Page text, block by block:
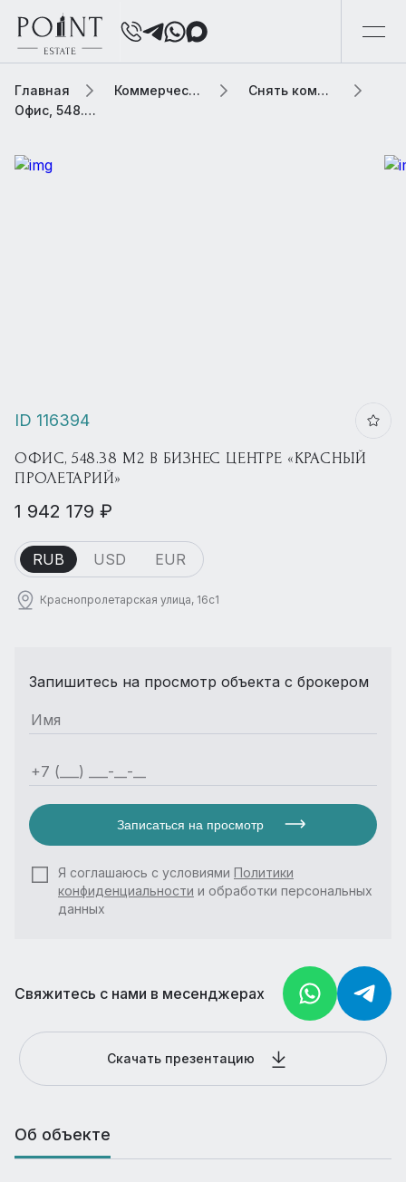
Главная Коммерческая элитная недвижимость
Снять коммерческую недвижимость
Офис, 548.38 м2 В бизнес центре «Красный Пролетарий»
ID 116394
ОФИС, 548.38 М2 В БИЗНЕС ЦЕНТРЕ «КРАСНЫЙ
ПРОЛЕТАРИЙ»
1 942 179 ₽
RUB USD EUR
Краснопролетарская улица, 16с1
Запишитесь на просмотр объекта с брокером
Записаться на просмотр
Я соглашаюсь с условиями Политики
конфиденциальности и обработки персональных
данных
Свяжитесь с нами в месенджерах
Скачать презентацию
Об объекте